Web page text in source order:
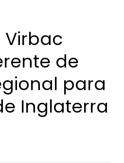
Virbac
de
para
Inglaterra